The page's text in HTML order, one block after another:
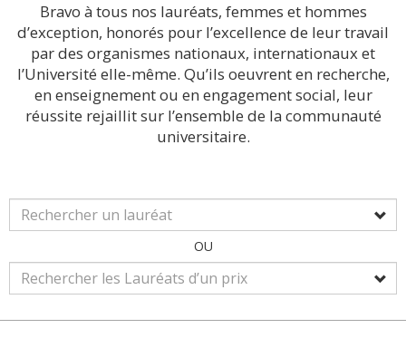
Bravo à tous nos lauréats, femmes et hommes
d’exception, honorés pour l’excellence de leur travail
par des organismes nationaux, internationaux et
l’Université elle-même. Qu’ils oeuvrent en recherche,
en enseignement ou en engagement social, leur
réussite rejaillit sur l’ensemble de la communauté
universitaire.
OU